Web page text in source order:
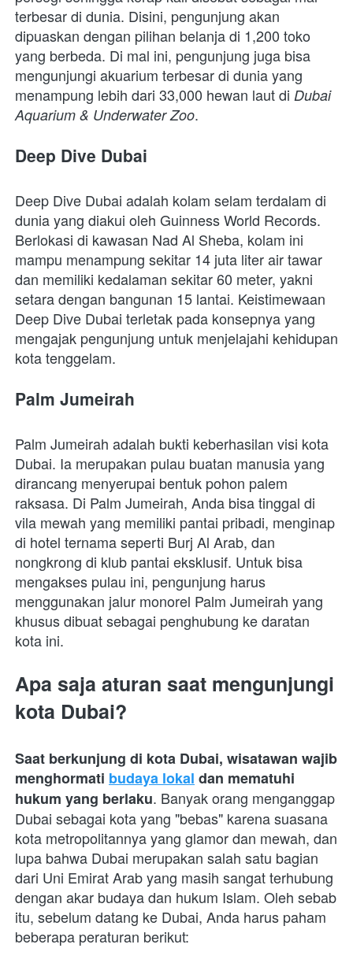
terbesar di dunia. Disini, pengunjung akan
dipuaskan dengan pilihan belanja di 1,200 toko
yang berbeda. Di mal ini, pengunjung juga bisa
mengunjungi akuarium terbesar di dunia yang
menampung lebih dari 33,000 hewan laut di Dubai
Aquarium & Underwater Zoo.
Deep Dive Dubai
Deep Dive Dubai adalah kolam selam terdalam di
dunia yang diakui oleh Guinness World Records.
Berlokasi di kawasan Nad Al Sheba, kolam ini
mampu menampung sekitar 14 juta liter air tawar
dan memiliki kedalaman sekitar 60 meter, yakni
setara dengan bangunan 15 lantai. Keistimewaan
Deep Dive Dubai terletak pada konsepnya yang
mengajak pengunjung untuk menjelajahi kehidupan
kota tenggelam.
Palm Jumeirah
Palm Jumeirah adalah bukti keberhasilan visi kota
Dubai. Ia merupakan pulau buatan manusia yang
dirancang menyerupai bentuk pohon palem
raksasa. Di Palm Jumeirah, Anda bisa tinggal di
vila mewah yang memiliki pantai pribadi, menginap
di hotel ternama seperti Burj Al Arab, dan
nongkrong di klub pantai eksklusif. Untuk bisa
mengakses pulau ini, pengunjung harus
menggunakan jalur monorel Palm Jumeirah yang
khusus dibuat sebagai penghubung ke daratan
kota ini.
Apa saja aturan saat mengunjungi
kota Dubai?
Saat berkunjung di kota Dubai, wisatawan wajib
menghormati budaya lokal dan mematuhi
hukum yang berlaku. Banyak orang menganggap
Dubai sebagai kota yang "bebas" karena suasana
kota metropolitannya yang glamor dan mewah, dan
lupa bahwa Dubai merupakan salah satu bagian
dari Uni Emirat Arab yang masih sangat terhubung
dengan akar budaya dan hukum Islam. Oleh sebab
itu, sebelum datang ke Dubai, Anda harus paham
beberapa peraturan berikut: